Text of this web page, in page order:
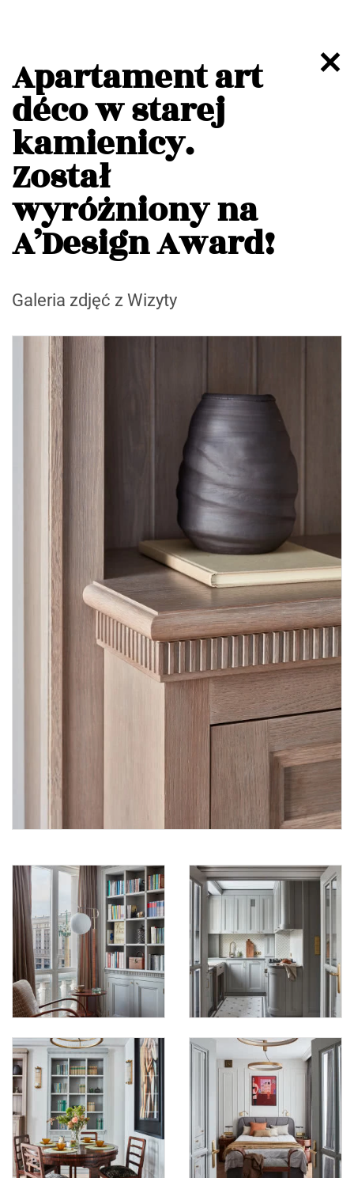
Apartament art
déco w starej
kamienicy.
Został
wyróżniony na
A’Design Award!
Galeria zdjęć z Wizyty